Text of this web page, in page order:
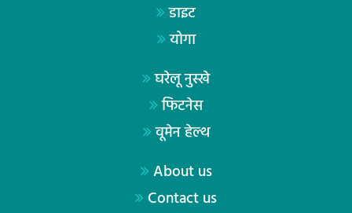
डाइट
योगा
घरेलू नुस्खे
फिटनेस
वूमेन हेल्थ
About us
Contact us